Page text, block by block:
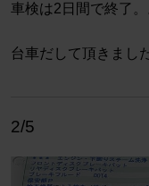
車検は2日間で終了
台車だして頂きまし
2/5